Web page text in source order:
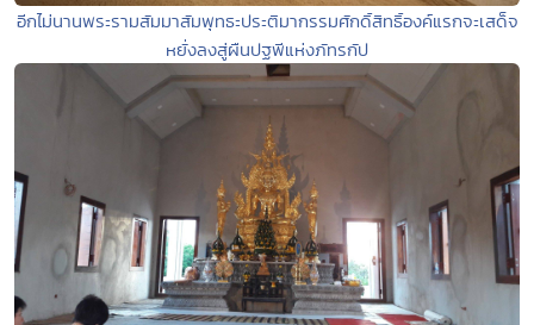
อีกไม่นานพระรามสัมมาสัมพุทธะประติมากรรมศักดิ์สิทธิ์องค์แรกจะเสด็จ
หยั่งลงสู่ผืนปฐพีแห่งภัทรกัป